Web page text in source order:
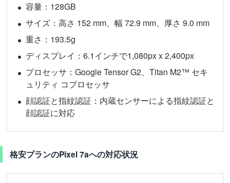
容量：128GB
サイズ：高さ 152 mm、幅 72.9 mm、厚さ 9.0 mm
重さ：193.5g
ディスプレイ：6.1インチで1,080px x 2,400px
プロセッサ：Google Tensor G2、Titan M2™ セキ
ュリティ コプロセッサ
顔認証と指紋認証：内蔵センサーによる指紋認証と
顔認証に対応
格安プランのPixel 7aへの対応状況